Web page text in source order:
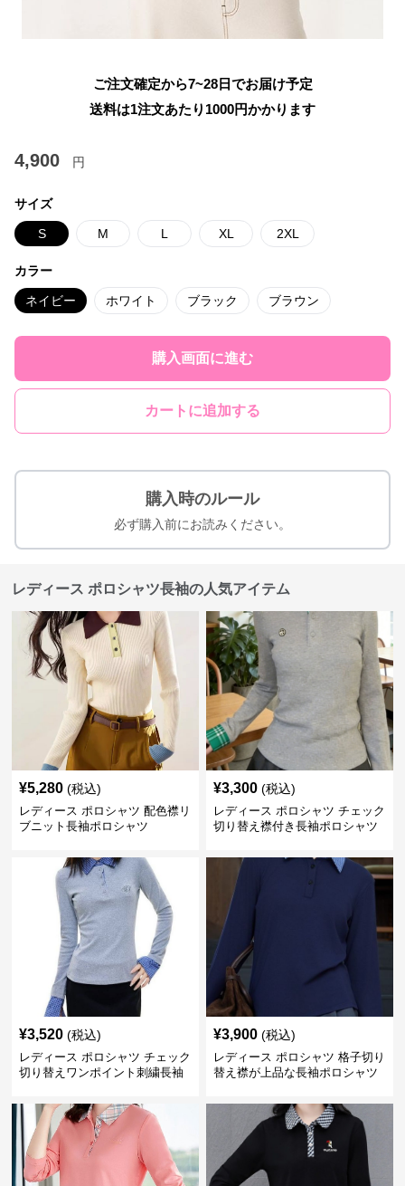
ご注文確定から7~28日でお届け予定
送料は1注文あたり 1000円かかります
4,900 円
サイズ
S M L XL 2XL
カラー
ネイビー ホワイト ブラック ブラウン
購入画面に進む
カートに追加する
購入時のルール
必ず購入前にお読みください。
レディース ポロシャツ長袖の人気アイテム
¥5,280 (税込)
レディース ポロシャツ 配色襟リ
ブニット長袖ポロシャツ
¥3,300 (税込)
レディース ポロシャツ チェック
切り替え襟付き長袖ポロシャツ
¥3,520 (税込)
レディース ポロシャツ チェック
切り替えワンポイント刺繍長袖
¥3,900 (税込)
レディース ポロシャツ 格子切り
替え襟が上品な長袖ポロシャツ